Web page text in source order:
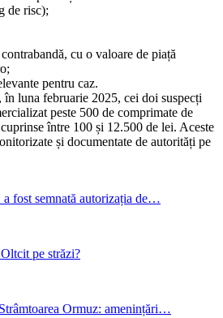
de risc);
cu o valoare de piață
pentru caz.
luna februarie 2025, cei doi suspecți
peste 500 de comprimate de
între 100 și 12.500 de lei. Aceste
și documentate de autorități pe
fost semnată autorizația de…
pe străzi?
Ormuz: amenințări…